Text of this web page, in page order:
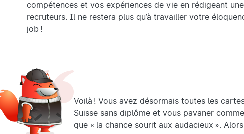
compétences et vos expériences de vie en rédigeant une
recruteurs. Il ne restera plus qu’à travailler votre
job !
Voilà ! Vous avez désormais toutes les
Suisse sans diplôme et vous pavaner
que « la chance sourit aux audacieux ».